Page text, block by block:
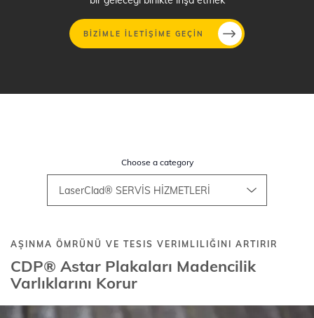
BIZIMLE ILETIŞIME GEÇIN
Choose a category
AŞINMA ÖMRÜNÜ VE TESIS VERIMLILIĞINI ARTIRIR
CDP® Astar Plakaları Madencilik
Varlıklarını Korur